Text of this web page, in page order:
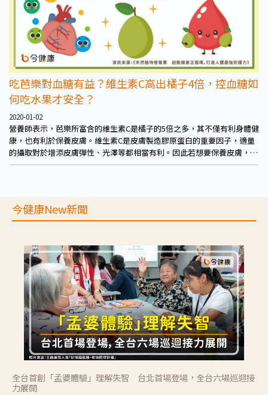
吃芭樂對血糖有益？維生素C高出橘子4倍，控血糖如
何吃水果才安全？
2020-01-02
營養師表示，芭樂所富含的維生素C是橘子的5倍之多，其不僅有利身體健
康，也有利於保養皮膚。維生素C是皮膚製造膠原蛋白的重要因子，適量
的攝取對於增添皮膚彈性、光澤等都相當有利。因此若想要保養皮膚，在
食物營養的攝取上不妨可從芭樂著手。
今健康New新聞
全台首創「孟婆體驗」理解失智 台北首場登場，全台六場巡迴接
力展開